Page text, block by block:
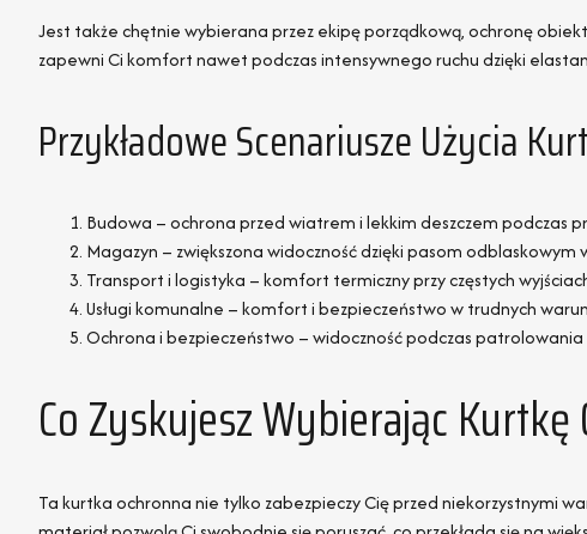
Jest także chętnie wybierana przez ekipę porządkową, ochronę
zapewni Ci komfort nawet podczas intensywnego ruchu dzięki
Przykładowe Scenariusze Użycia
Budowa – ochrona przed wiatrem i lekkim deszczem podczas
Magazyn – zwiększona widoczność dzięki pasom
Transport i logistyka – komfort termiczny przy częstych
Usługi komunalne – komfort i bezpieczeństwo w trudnych
Ochrona i bezpieczeństwo – widoczność podczas
Co Zyskujesz Wybierając Kurtkę
Ta kurtka ochronna nie tylko zabezpieczy Cię przed niekorzystnymi